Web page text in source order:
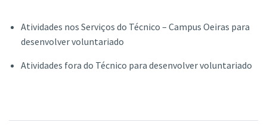
Atividades nos Serviços do Técnico – Campus Oeiras para
desenvolver voluntariado
Atividades fora do Técnico para desenvolver voluntariado